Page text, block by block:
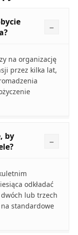
na organizację
przez kilka lat,
by
odkładać
dwóch lub trzech
standardowe